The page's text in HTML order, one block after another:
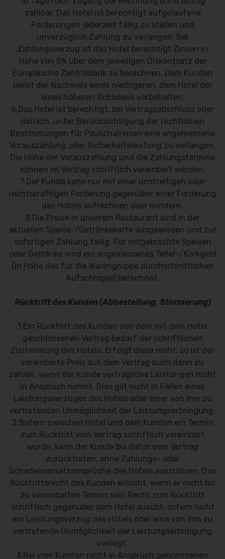
zahlbar. Das Hotel ist berechtigt aufgelaufene
Forderungen jederzeit fällig zu stellen und
unverzüglich Zahlung zu verlangen. Bei
Zahlungsverzug ist das Hotel berechtigt Zinsen in
Höhe von 5% über dem jeweiligen Diskontsatz der
Europäische Zentralbank zu berechnen. Dem Kunden
bleibt der Nachweis eines niedrigeren, dem Hotel der
eines höheren Schadens vorbehalten.
6.Das Hotel ist berechtigt, bei Vertragsabschluss oder
danach, unter Berücksichtigung der rechtlichen
Bestimmungen für Pauschalreisen eine angemessene
Vorauszahlung oder Sicherheitsleistung zu verlangen.
Die Höhe der Vorauszahlung und die Zahlungstermine
können im Vertrag schriftlich vereinbart werden.
7.Der Kunde kann nur mit einer unstreitigen oder
rechtskräftigen Forderung gegenüber einer Forderung
des Hotels aufrechnen oder mindern.
8.Die Preise in unserem Restaurant sind in der
aktuellen Speise-/Getränkekarte ausgewiesen und zur
sofortigen Zahlung fällig. Für mitgebrachte Speisen
oder Getränke wird ein angemessenes Teller-/Korkgeld
(in Höhe des für die Warengruppe durchschnittlichen
Aufschlages) berechnet.
Rücktritt des Kunden (Abbestellung, Stornierung)
1.Ein Rücktritt des Kunden von dem mit dem Hotel
geschlossenen Vertrag bedarf der schriftlichen
Zustimmung des Hotels. Erfolgt diese nicht, so ist der
vereinbarte Preis aus dem Vertrag auch dann zu
zahlen, wenn der Kunde vertragliche Leistungen nicht
in Anspruch nimmt. Dies gilt nicht in Fällen eines
Leistungsverzuges des Hotels oder einer von ihm zu
vertretenden Unmöglichkeit der Leistungserbringung.
2.Sofern zwischen Hotel und dem Kunden ein Termin
zum Rücktritt vom Vertrag schriftlich vereinbart
wurde, kann der Kunde bis dahin vom Vertrag
zurücktreten, ohne Zahlungs- oder
Schadensersatzansprüche des Hotels auszulösen. Das
Rücktrittsrecht des Kunden erlischt, wenn er nicht bis
zu vereinbarten Termin sein Recht zum Rücktritt
schriftlich gegenüber dem Hotel ausübt, sofern nicht
ein Leistungsverzug des Hotels oder eine von ihm zu
vertretende Unmöglichkeit der Leistungserbringung
vorliegt.
3.Bei vom Kunden nicht in Anspruch genommenen